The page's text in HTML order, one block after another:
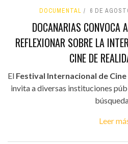
DOCUMENTAL 6 DE
DOCANARIAS CONVOCA
REFLEXIONAR SOBRE LA
CINE DE
El Festival Internacional de
invita a diversas instituciones
Leer